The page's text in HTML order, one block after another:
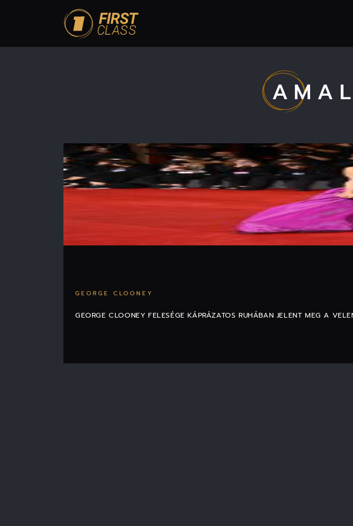
GEORGE CLOONEY
GEORGE CLOONEY FELESÉGE KÁPRÁZATOS RUHÁBAN JELENT MEG A